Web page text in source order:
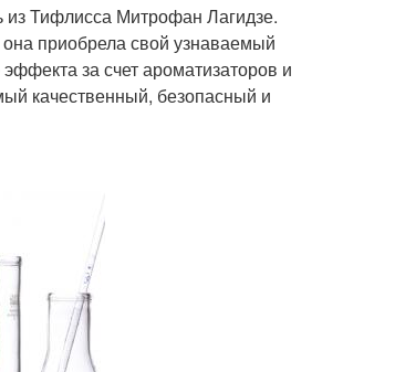
из Тифлисса Митрофан Лагидзе.
она приобрела свой узнаваемый
за счет ароматизаторов и
качественный, безопасный и